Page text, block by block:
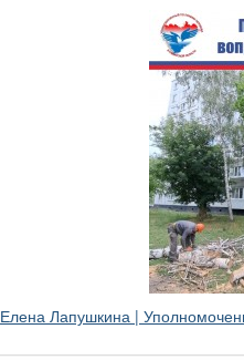
Елена Лапушкина |